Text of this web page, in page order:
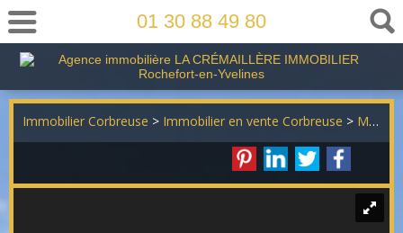
01 30 88 49 80
Immobilier Corbreuse > Immobilier en vente Corbreuse > Maison Traditionnelle en vente Corbreuse